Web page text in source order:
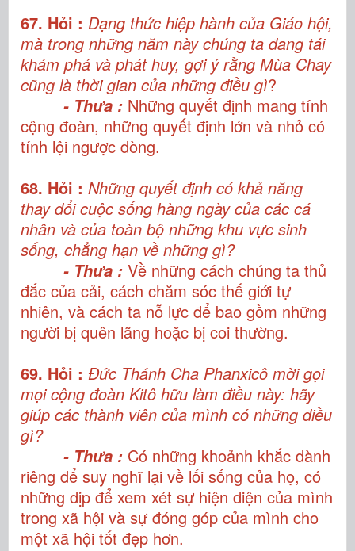
67. Hỏi : Dạng thức hiệp hành của Giáo hội,
mà trong những năm này chúng ta đang tái
khám phá và phát huy, gợi ý rằng Mùa Chay
cũng là thời gian của những điều gì?
- Thưa : Những quyết định mang tính
cộng đoàn, những quyết định lớn và nhỏ có
tính lội ngược dòng.
68. Hỏi : Những quyết định có khả năng
thay đổi cuộc sống hàng ngày của các cá
nhân và của toàn bộ những khu vực sinh
sống, chẳng hạn về những gì?
- Thưa : Về những cách chúng ta thủ
đắc của cải, cách chăm sóc thế giới tự
nhiên, và cách ta nỗ lực để bao gồm những
người bị quên lãng hoặc bị coi thường.
69. Hỏi : Đức Thánh Cha Phanxicô mời gọi
mọi cộng đoàn Kitô hữu làm điều này: hãy
giúp các thành viên của mình có những điều
gì?
- Thưa : Có những khoảnh khắc dành
riêng để suy nghĩ lại về lối sống của họ, có
những dịp để xem xét sự hiện diện của mình
trong xã hội và sự đóng góp của mình cho
một xã hội tốt đẹp hơn.